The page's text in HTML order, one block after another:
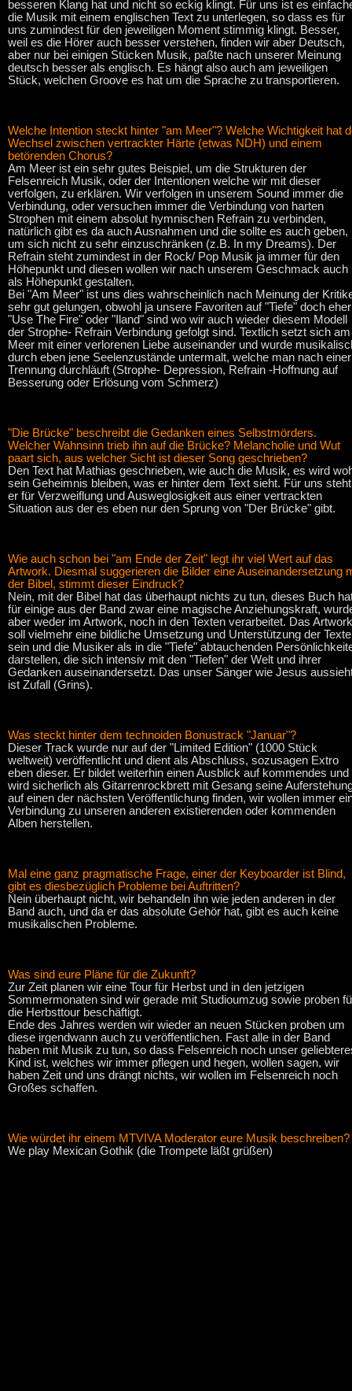
besseren Klang hat und nicht so eckig klingt. Für uns ist es
die Musik mit einem englischen Text zu unterlegen, so dass es für
uns zumindest für den jeweiligen Moment stimmig klingt. Besser,
weil es die Hörer auch besser verstehen, finden wir aber Deutsch,
aber nur bei einigen Stücken Musik, paßte nach unserer Meinung
deutsch besser als englisch. Es hängt also auch am jeweiligen
Stück, welchen Groove es hat um die Sprache zu transportieren.
Welche Intention steckt hinter "am Meer"? Welche Wichtigkeit hat
Wechsel zwischen vertrackter Härte (etwas NDH) und einem
betörenden Chorus?
Am Meer ist ein sehr gutes Beispiel, um die Strukturen der
Felsenreich Musik, oder der Intentionen welche wir mit dieser
verfolgen, zu erklären. Wir verfolgen in unserem Sound immer die
Verbindung, oder versuchen immer die Verbindung von harten
Strophen mit einem absolut hymnischen Refrain zu verbinden,
natürlich gibt es da auch Ausnahmen und die sollte es auch geben,
um sich nicht zu sehr einzuschränken (z.B. In my Dreams). Der
Refrain steht zumindest in der Rock/ Pop Musik ja immer für den
Höhepunkt und diesen wollen wir nach unserem Geschmack auch
als Höhepunkt gestalten.
Bei "Am Meer" ist uns dies wahrscheinlich nach Meinung der
sehr gut gelungen, obwohl ja unsere Favoriten auf "Tiefe" doch eher
"Use The Fire" oder "Iland" sind wo wir auch wieder diesem Modell
der Strophe- Refrain Verbindung gefolgt sind. Textlich setzt sich am
Meer mit einer verlorenen Liebe auseinander und wurde
durch eben jene Seelenzustände untermalt, welche man nach einer
Trennung durchläuft (Strophe- Depression, Refrain -Hoffnung auf
Besserung oder Erlösung vom Schmerz)
"Die Brücke" beschreibt die Gedanken eines Selbstmörders.
Welcher Wahnsinn trieb ihn auf die Brücke? Melancholie und Wut
paart sich, aus welcher Sicht ist dieser Song geschrieben?
Den Text hat Mathias geschrieben, wie auch die Musik, es wird
sein Geheimnis bleiben, was er hinter dem Text sieht. Für uns steht
er für Verzweiflung und Ausweglosigkeit aus einer vertrackten
Situation aus der es eben nur den Sprung von "Der Brücke" gibt.
Wie auch schon bei "am Ende der Zeit" legt ihr viel Wert auf das
Artwork. Diesmal suggerieren die Bilder eine Auseinandersetzung
der Bibel, stimmt dieser Eindruck?
Nein, mit der Bibel hat das überhaupt nichts zu tun, dieses Buch
für einige aus der Band zwar eine magische Anziehungskraft,
aber weder im Artwork, noch in den Texten verarbeitet. Das Artwork
soll vielmehr eine bildliche Umsetzung und Unterstützung der Texte
sein und die Musiker als in die "Tiefe" abtauchenden
darstellen, die sich intensiv mit den "Tiefen" der Welt und ihrer
Gedanken auseinandersetzt. Das unser Sänger wie Jesus
ist Zufall (Grins).
Was steckt hinter dem technoiden Bonustrack "Januar"?
Dieser Track wurde nur auf der "Limited Edition" (1000 Stück
weltweit) veröffentlicht und dient als Abschluss, sozusagen Extro
eben dieser. Er bildet weiterhin einen Ausblick auf kommendes und
wird sicherlich als Gitarrenrockbrett mit Gesang seine
auf einen der nächsten Veröffentlichung finden, wir wollen immer
Verbindung zu unseren anderen existierenden oder kommenden
Alben herstellen.
Mal eine ganz pragmatische Frage, einer der Keyboarder ist Blind,
gibt es diesbezüglich Probleme bei Auftritten?
Nein überhaupt nicht, wir behandeln ihn wie jeden anderen in der
Band auch, und da er das absolute Gehör hat, gibt es auch keine
musikalischen Probleme.
Was sind eure Pläne für die Zukunft?
Zur Zeit planen wir eine Tour für Herbst und in den jetzigen
Sommermonaten sind wir gerade mit Studioumzug sowie proben
die Herbsttour beschäftigt.
Ende des Jahres werden wir wieder an neuen Stücken proben um
diese irgendwann auch zu veröffentlichen. Fast alle in der Band
haben mit Musik zu tun, so dass Felsenreich noch unser
Kind ist, welches wir immer pflegen und hegen, wollen sagen, wir
haben Zeit und uns drängt nichts, wir wollen im Felsenreich noch
Großes schaffen.
Wie würdet ihr einem MTVIVA Moderator eure Musik beschreiben?
We play Mexican Gothik (die Trompete läßt grüßen)